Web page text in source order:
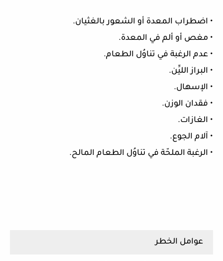
• اضطراب المعدة أو الشعور بالغثيان.
• مغص أو ألم في المعدة.
• عدم الرغبة في تناوُل الطعام.
• البراز الليِّن.
• الإسهال.
• فقدان الوزن.
• الغازات.
• آلام الجوع.
• الرغبة الملحّة في تناوُل الطعام المالح.
عوامل الخطر